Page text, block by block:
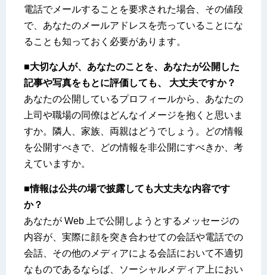
電話でメールすることを要求された場合、その値段
で、あなたのメールアドレスを売っていることにな
ることも知っておく必要があります。
■大切な人が、あなたのことを、あなたが公開した
記事や写真をもとに評価しても、 大丈夫ですか？
あなたの公開しているプロフィールから、あなたの
上司や職場の同僚はどんなイメージを抱くと思いま
すか。隣人、家族、両親はどうでしょう。どの情報
を公開すべきで、どの情報を非公開にすべきか、考
えていますか。
■情報は公共の場で披露しても大丈夫な内容です
か？
あなたが Web 上で公開しようとするメッセージの
内容が、実際に顔を突き合わせての会話や電話での
会話、その他のメディアによる会話において不適切
なものであるならば、ソーシャルメディア上におい